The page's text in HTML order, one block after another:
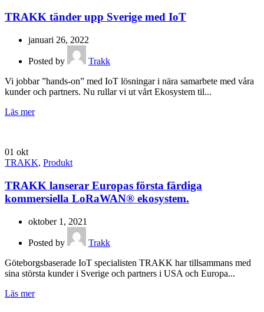
TRAKK tänder upp Sverige med IoT
januari 26, 2022
Posted by
Trakk
Vi jobbar ”hands-on” med IoT lösningar i nära samarbete med våra
kunder och partners. Nu rullar vi ut vårt Ekosystem til...
Läs mer
01 okt
TRAKK, Produkt
TRAKK lanserar Europas första färdiga
kommersiella LoRaWAN® ekosystem.
oktober 1, 2021
Posted by
Trakk
Göteborgsbaserade IoT specialisten TRAKK har tillsammans med
sina största kunder i Sverige och partners i USA och Europa...
Läs mer